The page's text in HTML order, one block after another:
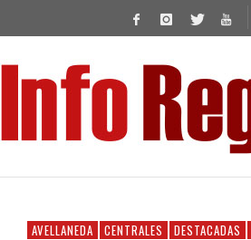
AVELLANEDA CENTRALES DESTACADAS